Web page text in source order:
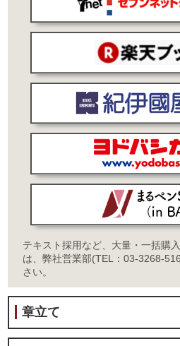
テキスト採用など、大量・一括購
は、弊社営業部(TEL：03-3268-
さい。
章立て